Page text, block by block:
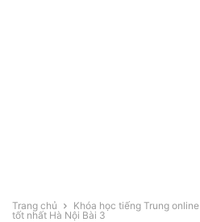
Trang chủ Khóa học tiếng Trung online
tốt nhất Hà Nội Bài 3